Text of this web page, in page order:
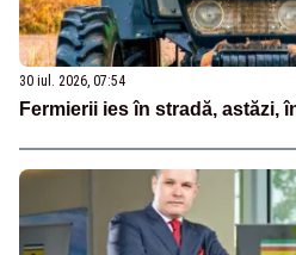
30 iul. 2026, 07:54
Fermierii ies în stradă, astăzi,